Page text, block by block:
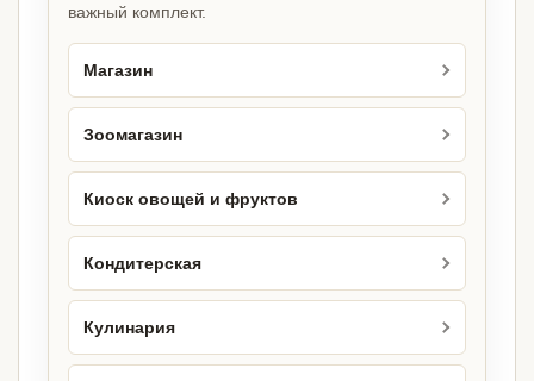
важный комплект.
Магазин
Зоомагазин
Киоск овощей и фруктов
Кондитерская
Кулинария